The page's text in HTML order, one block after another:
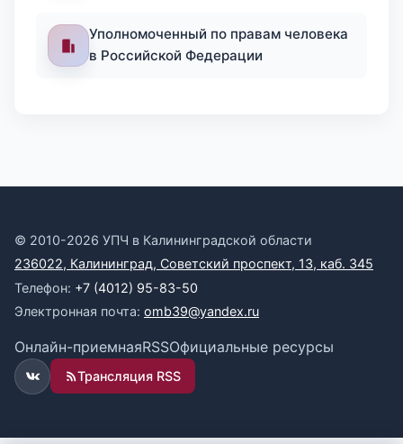
Уполномоченный по правам человека
в Российской Федерации
© 2010-2026 УПЧ в Калининградской области
236022, Калининград, Советский проспект, 13, каб. 345
Телефон: +7 (4012) 95-83-50
Электронная почта: omb39@yandex.ru
Онлайн-приемнаяRSSОфициальные ресурсы
ВКонтакте
Трансляция RSS